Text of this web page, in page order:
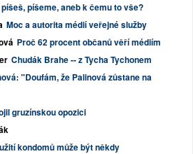
píšeš, píšeme, aneb k čemu to vše?
Moc a autorita médií veřejné služby
Proč 62 procent občanů věří médiím
Chudák Brahe -- z Tycha Tychonem
"Doufám, že Palinová zůstane na
gruzínskou opozici
kondomů může být někdy